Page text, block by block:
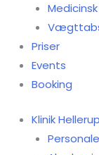
Priser
Events
Booking
Klinik Hellerup
Personale